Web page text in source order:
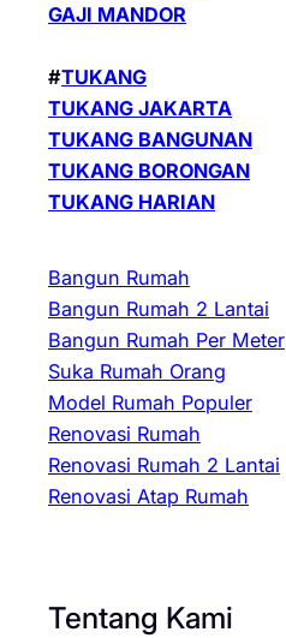
GAJI MANDOR
#TUKANG
TUKANG JAKARTA
TUKANG BANGUNAN
TUKANG BORONGAN
TUKANG HARIAN
Bangun Rumah
Bangun Rumah 2 Lantai
Bangun Rumah Per Meter
Suka Rumah Orang
Model Rumah Populer
Renovasi Rumah
Renovasi Rumah 2 Lantai
Renovasi Atap Rumah
Tentang Kami